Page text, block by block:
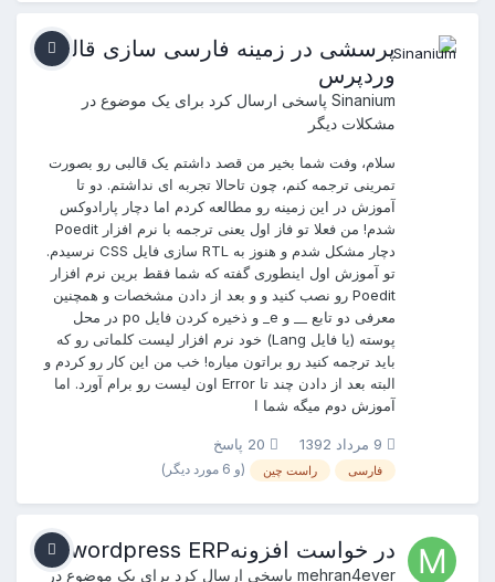
پرسشی در زمینه فارسی سازی قالب
وردپرس
Sinanium پاسخی ارسال کرد برای یک موضوع در
مشکلات دیگر
سلام، وفت شما بخیر من قصد داشتم یک قالبی رو بصورت
تمرینی ترجمه کنم، چون تاحالا تجربه ای نداشتم. دو تا
آموزش در این زمینه رو مطالعه کردم اما دچار پارادوکس
شدم! من فعلا تو فاز اول یعنی ترجمه با نرم افزار Poedit
دچار مشکل شدم و هنوز به RTL سازی فایل CSS نرسیدم.
تو آموزش اول اینطوری گفته که شما فقط برین نرم افزار
Poedit رو نصب کنید و و بعد از دادن مشخصات و همچنین
معرفی دو تابع __ و e_ و ذخیره کردن فایل po در محل
پوسته (یا فایل Lang) خود نرم افزار لیست کلماتی رو که
باید ترجمه کنید رو براتون میاره! خب من این کار رو کردم و
البته بعد از دادن چند تا Error اون لیست رو برام آورد. اما
آموزش دوم میگه شما ا
9 مرداد 1392
فارسی راست چین (و 6 مورد دیگر)
در خواست افزونهwordpress ERP
mehran4ever پاسخی ارسال کرد برای یک موضوع در